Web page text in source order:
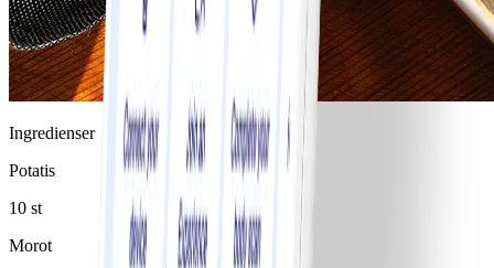
Ingredienser
Potatis
10 st
Morot